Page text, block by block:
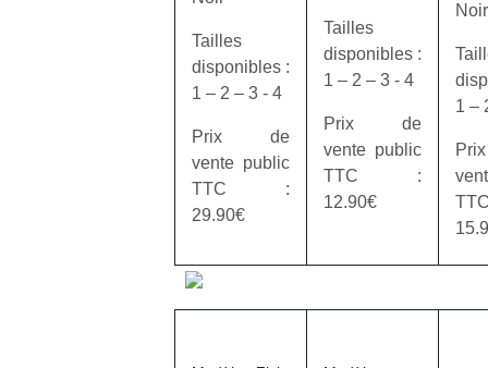
Tailles
disponibles :
1 – 2 – 3 ‐ 4
Prix de
vente public
TTC :
29.90€
Tailles
disponibles :
1 – 2 – 3 ‐ 4
Prix de
vente public
TTC :
12.90€
Noir
1 –